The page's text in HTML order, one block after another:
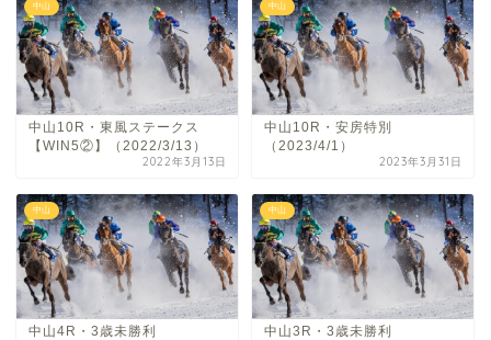
中山
中山10R・東風ステークス
【WIN5②】（2022/3/13）
2022年3月13日
中山
中山10R・安房特別
（2023/4/1）
2023年3月31日
中山
中山4R・3歳未勝利
中山
中山3R・3歳未勝利